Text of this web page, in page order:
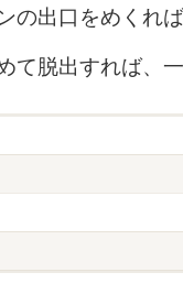
の出口をめくれ
て脱出すれば、